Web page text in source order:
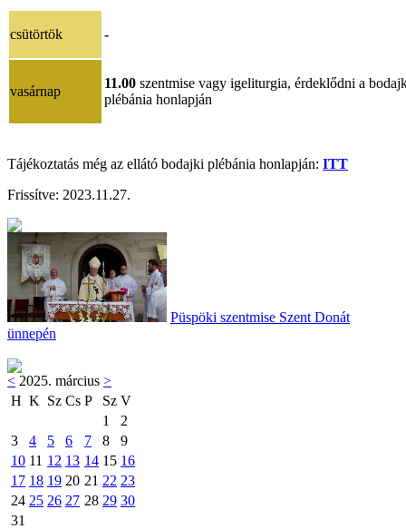
csütörtök -
vasárnap
11.00 szentmise vagy igeliturgia, érdeklődni a
plébánia honlapján
Tájékoztatás még az ellátó bodajki plébánia honlapján: ITT
Frissítve: 2023.11.27.
Püspöki szentmise Szent Donát
ünnepén
< 2025. március >
H K Sz Cs P Sz V
1
2
3
4 5 6 7 8
9
10 11 12 13 14 15 16
17 18 19 20 21 22 23
24 25 26 27 28 29 30
31